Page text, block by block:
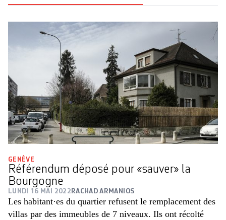
GENÈVE
Référendum déposé pour «sauver» la
Bourgogne
LUNDI 16 MAI 2022 RACHAD ARMANIOS
Les habitant·es du quartier refusent le remplacement des
villas par des immeubles de 7 niveaux. Ils ont récolté